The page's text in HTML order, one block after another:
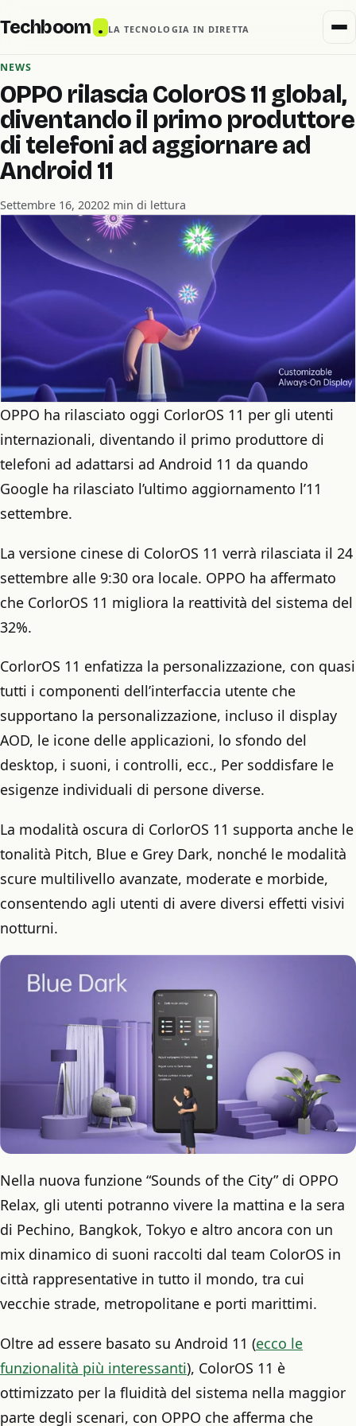
Techboom . LA TECNOLOGIA IN DIRETTA
NEWS
OPPO rilascia ColorOS 11 global,
diventando il primo produttore
di telefoni ad aggiornare ad
Android 11
Settembre 16, 20202 min di lettura
OPPO ha rilasciato oggi CorlorOS 11 per gli utenti
internazionali, diventando il primo produttore di
telefoni ad adattarsi ad Android 11 da quando
Google ha rilasciato l’ultimo aggiornamento l’11
settembre.
La versione cinese di ColorOS 11 verrà rilasciata il 24
settembre alle 9:30 ora locale. OPPO ha affermato
che CorlorOS 11 migliora la reattività del sistema del
32%.
CorlorOS 11 enfatizza la personalizzazione, con quasi
tutti i componenti dell’interfaccia utente che
supportano la personalizzazione, incluso il display
AOD, le icone delle applicazioni, lo sfondo del
desktop, i suoni, i controlli, ecc., Per soddisfare le
esigenze individuali di persone diverse.
La modalità oscura di CorlorOS 11 supporta anche le
tonalità Pitch, Blue e Grey Dark, nonché le modalità
scure multilivello avanzate, moderate e morbide,
consentendo agli utenti di avere diversi effetti visivi
notturni.
Nella nuova funzione “Sounds of the City” di OPPO
Relax, gli utenti potranno vivere la mattina e la sera
di Pechino, Bangkok, Tokyo e altro ancora con un
mix dinamico di suoni raccolti dal team ColorOS in
città rappresentative in tutto il mondo, tra cui
vecchie strade, metropolitane e porti marittimi.
Oltre ad essere basato su Android 11 (ecco le
funzionalità più interessanti), ColorOS 11 è
ottimizzato per la fluidità del sistema nella maggior
parte degli scenari, con OPPO che afferma che